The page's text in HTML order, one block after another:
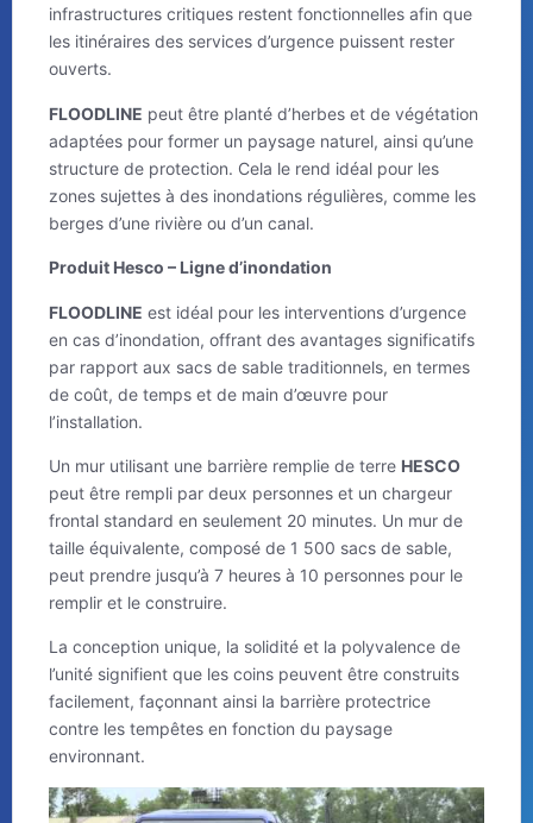
infrastructures critiques restent fonctionnelles afin que
les itinéraires des services d’urgence puissent rester
ouverts.
FLOODLINE peut être planté d’herbes et de végétation
adaptées pour former un paysage naturel, ainsi qu’une
structure de protection. Cela le rend idéal pour les
zones sujettes à des inondations régulières, comme les
berges d’une rivière ou d’un canal.
Produit Hesco – Ligne d’inondation
FLOODLINE est idéal pour les interventions d’urgence
en cas d’inondation, offrant des avantages significatifs
par rapport aux sacs de sable traditionnels, en termes
de coût, de temps et de main d’œuvre pour
l’installation.
Un mur utilisant une barrière remplie de terre HESCO
peut être rempli par deux personnes et un chargeur
frontal standard en seulement 20 minutes. Un mur de
taille équivalente, composé de 1 500 sacs de sable,
peut prendre jusqu’à 7 heures à 10 personnes pour le
remplir et le construire.
La conception unique, la solidité et la polyvalence de
l’unité signifient que les coins peuvent être construits
facilement, façonnant ainsi la barrière protectrice
contre les tempêtes en fonction du paysage
environnant.